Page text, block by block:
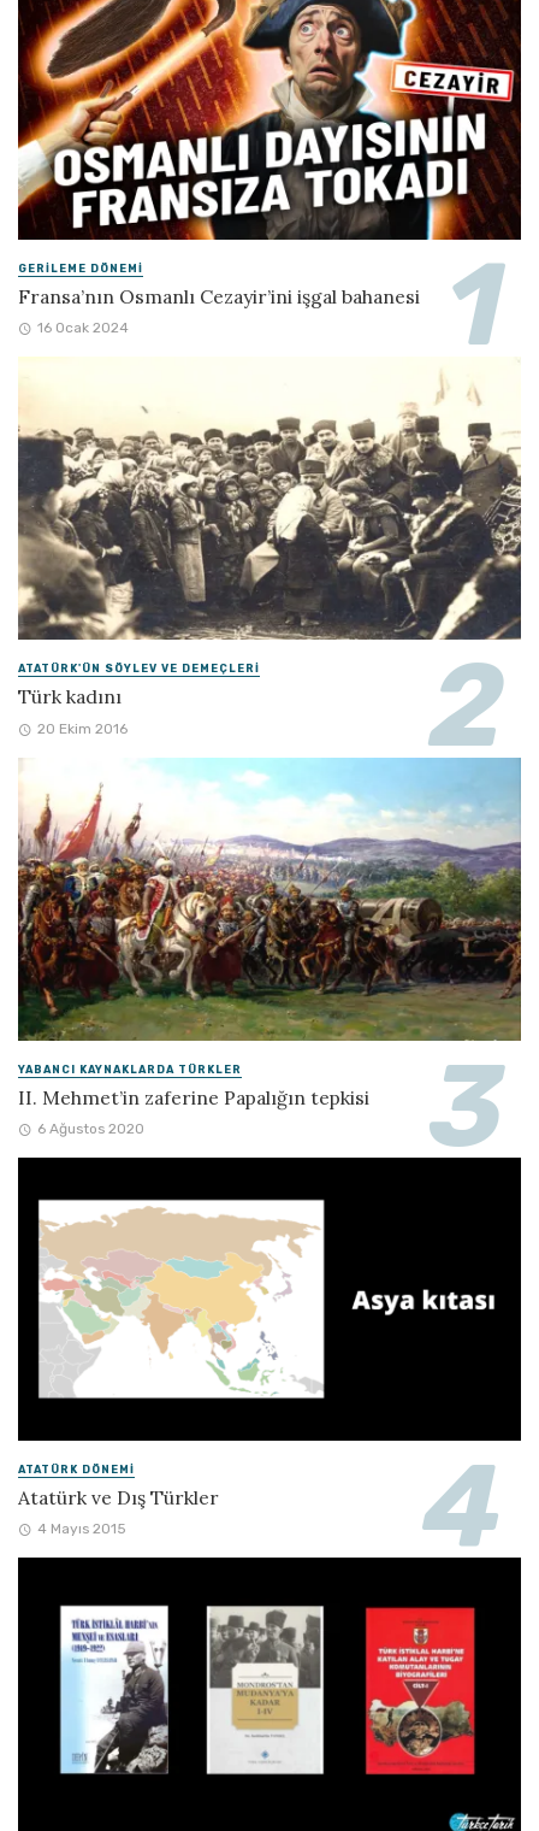
GERILEME DÖNEMI
Fransa’nın Osmanlı Cezayir’ini işgal bahanesi
16 Ocak 2024
ATATÜRK'ÜN SÖYLEV VE DEMEÇLERI
Türk kadını
20 Ekim 2016
YABANCI KAYNAKLARDA TÜRKLER
II. Mehmet’in zaferine Papalığın tepkisi
6 Ağustos 2020
ATATÜRK DÖNEMI
Atatürk ve Dış Türkler
4 Mayıs 2015